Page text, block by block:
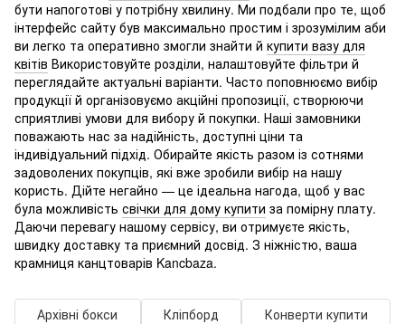
бути напоготові у потрібну хвилину. Ми подбали про те, щоб
інтерфейс сайту був максимально простим і зрозумілим аби
ви легко та оперативно змогли знайти й купити вазу для
квітів Використовуйте розділи, налаштовуйте фільтри й
переглядайте актуальні варіанти. Часто поповнюємо вибір
продукції й організовуємо акційні пропозиції, створюючи
сприятливі умови для вибору й покупки. Наші замовники
поважають нас за надійність, доступні ціни та
індивідуальний підхід. Обирайте якість разом із сотнями
задоволених покупців, які вже зробили вибір на нашу
користь. Дійте негайно — це ідеальна нагода, щоб у вас
була можливість свічки для дому купити за помірну плату.
Даючи перевагу нашому сервісу, ви отримуєте якість,
швидку доставку та приємний досвід. З ніжністю, ваша
крамниця канцтоварів Kancbaza.
Архівні бокси Кліпборд
Конверти купити